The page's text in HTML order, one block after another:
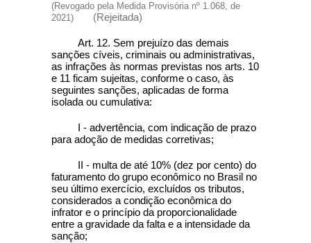
(Revogado pela Medida Provisória nº 1.068, de
2021)
(Rejeitada)
Art. 12. Sem prejuízo das demais
sanções cíveis, criminais ou administrativas,
as infrações às normas previstas nos arts. 10
e 11 ficam sujeitas, conforme o caso, às
seguintes sanções, aplicadas de forma
isolada ou cumulativa:
I - advertência, com indicação de prazo
para adoção de medidas corretivas;
II - multa de até 10% (dez por cento) do
faturamento do grupo econômico no Brasil no
seu último exercício, excluídos os tributos,
considerados a condição econômica do
infrator e o princípio da proporcionalidade
entre a gravidade da falta e a intensidade da
sanção;